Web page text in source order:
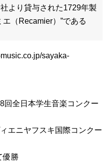
より貸与された1729年製
（Recamier）”である
sayaka-
回全日本学生音楽コンクー
エニヤフスキ国際コンクー
優勝